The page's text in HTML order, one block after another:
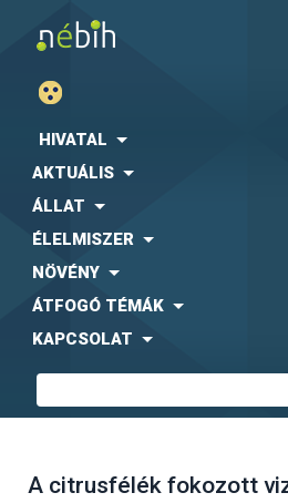
HIVATAL
AKTUÁLIS
ÁLLAT
ÉLELMISZER
NÖVÉNY
ÁTFOGÓ TÉMÁK
KAPCSOLAT
A citrusfélék fokozott